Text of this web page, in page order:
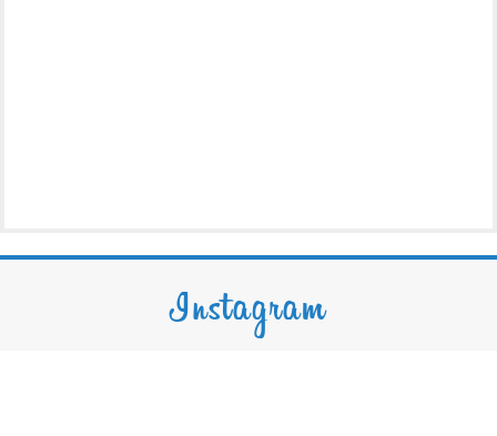
Instagram